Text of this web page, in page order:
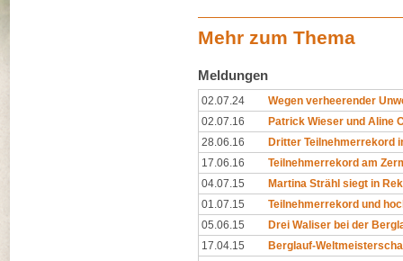
Mehr zum Thema
Meldungen
02.07.24
Wegen verheerender
02.07.16
Patrick Wieser und Aline
28.06.16
Dritter Teilnehmerrekord
17.06.16
Teilnehmerrekord am
04.07.15
Martina Strähl siegt in
01.07.15
Teilnehmerrekord und
05.06.15
Drei Waliser bei der
17.04.15
Berglauf-